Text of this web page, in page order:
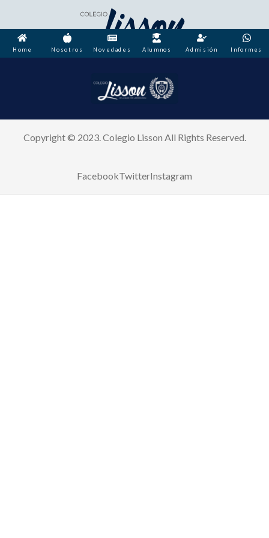
Home Nosotros Novedades Alumnos Admisión Informes
Copyright © 2023. Colegio Lisson All Rights Reserved.
FacebookTwitterInstagram